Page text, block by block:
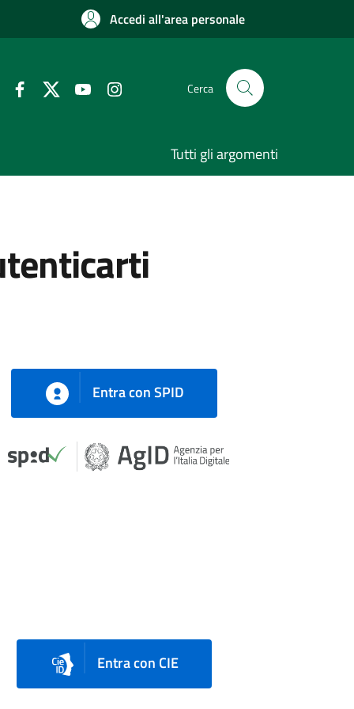
Accedi all'area personale
Cerca
Tutti gli argomenti
Entra con SPID
Entra con CIE